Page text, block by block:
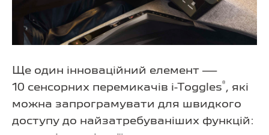
Ще один інноваційний елемент —
10 сенсорних перемикачів i-Toggles®, які
можна запрограмувати для швидкого
доступу до найзатребуваніших функцій: